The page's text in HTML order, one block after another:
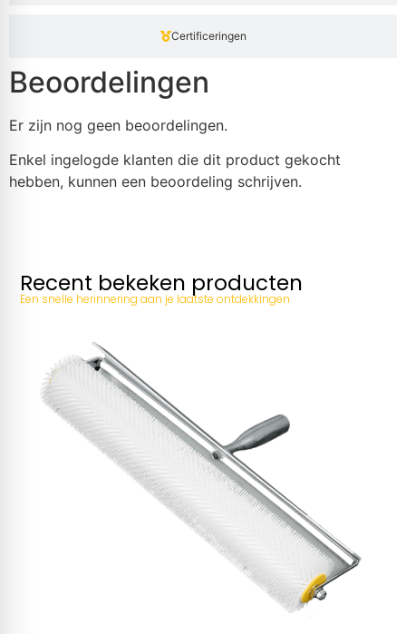
Certificeringen
Beoordelingen
Er zijn nog geen beoordelingen.
Enkel ingelogde klanten die dit product gekocht
hebben, kunnen een beoordeling schrijven.
Recent bekeken producten
Een snelle herinnering aan je laatste ontdekkingen